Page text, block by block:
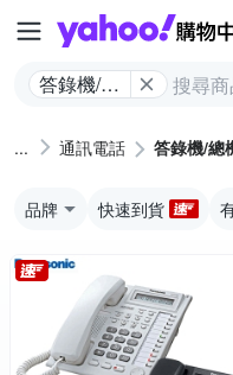
答錄機/總
通訊電話 答錄機/總
品牌 快速到貨